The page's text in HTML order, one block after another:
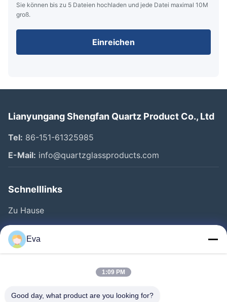
Sie können bis zu 5 Dateien hochladen und jede Datei maximal 10M
groß.
Einreichen
Lianyungang Shengfan Quartz Product Co., Ltd
Tel: 86-151-61325985
E-Mail: info@quartzglassproducts.com
Schnelllinks
Zu Hause
Produkte
Videos
Qualitätskontrolle
Eva
1:09 PM
Good day, what product are you looking for?